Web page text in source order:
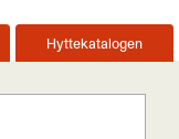
Hyttekatalogen